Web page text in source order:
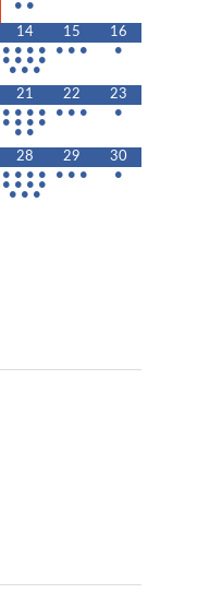
• •
14
• • • •
• • • •
• • •
15
• • •
16
•
21
• • • •
• • • •
• •
22
• • •
23
•
28
• • • •
• • • •
• • •
29
• • •
30
•